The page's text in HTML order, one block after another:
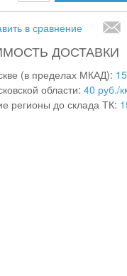
в сравнение
ДОСТАВКИ
(в пределах МКАД):
области: 40 руб./
регионы до склада ТК: